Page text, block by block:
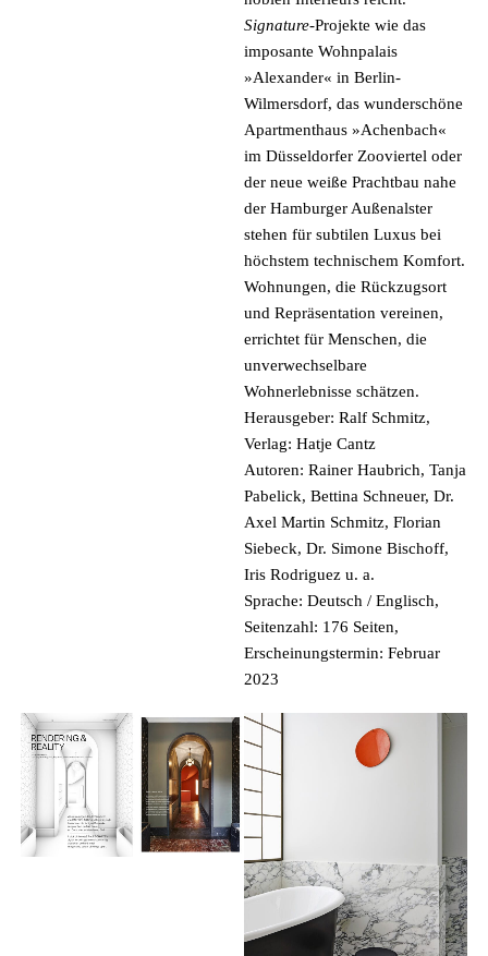
Signature-Projekte wie das
imposante Wohnpalais
»Alexander« in Berlin-
Wilmersdorf, das wunderschöne
Apartmenthaus »Achenbach«
im Düsseldorfer Zooviertel oder
der neue weiße Prachtbau nahe
der Hamburger Außenalster
stehen für subtilen Luxus bei
höchstem technischem Komfort.
Wohnungen, die Rückzugsort
und Repräsentation vereinen,
errichtet für Menschen, die
unverwechselbare
Wohnerlebnisse schätzen.
Herausgeber: Ralf Schmitz,
Verlag: Hatje Cantz
Autoren: Rainer Haubrich, Tanja
Pabelick, Bettina Schneuer, Dr.
Axel Martin Schmitz, Florian
Siebeck, Dr. Simone Bischoff,
Iris Rodriguez u. a.
Sprache: Deutsch / Englisch,
Seitenzahl: 176 Seiten,
Erscheinungstermin: Februar
2023
MELDEN SIE SICH FÜR UNSEREN
NEWSLETTER AN UND ERHALTEN SIE
ALS ERSTER INFORMATIONEN ZU
UNSEREN OBJEKTEN UND
NEUIGKEITEN VON RALF SCHMITZ.